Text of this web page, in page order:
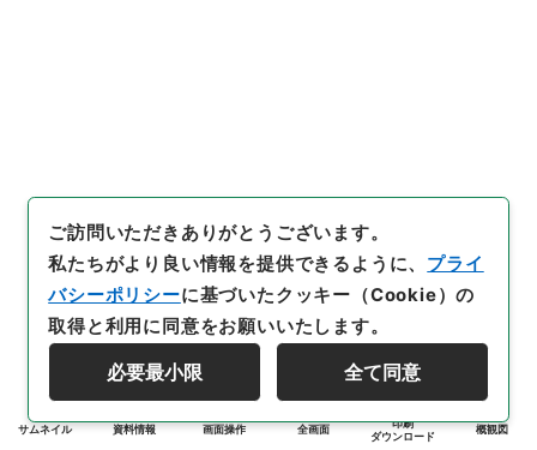
サムネイル 資料情報 画面操作 全画面
印刷
ダウンロード
概観図
ご訪問いただきありがとうございます。
私たちがより良い情報を提供できるように、 プライ
バシーポリシーに基づいたクッキー（Cookie）の
取得と利用に同意をお願いいたします。
必要最小限 全て同意